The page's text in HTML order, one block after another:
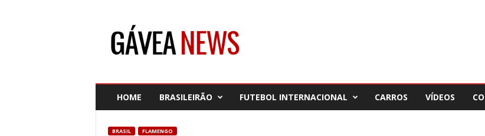
HOME BRASILEIRÃO FUTEBOL INTERNACIONAL CARROS VÍDEOS
BRASIL FLAMENGO